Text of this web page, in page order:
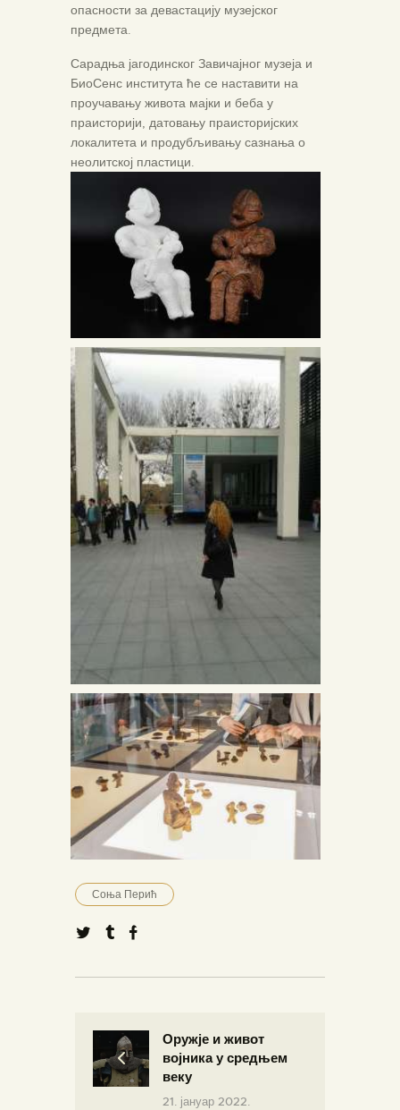
опасности за девастацију музејског
предмета.
Сарадња јагодинског Завичајног музеја и
БиоСенс института ће се наставити на
проучавању живота мајки и беба у
праисторији, датовању праисторијских
локалитета и продубљивању сазнања о
неолитској пластици.
Соња Перић
Оружје и живот
војника у средњем
веку
21. јануар 2022.